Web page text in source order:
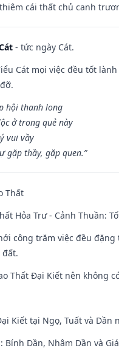
thiêm cái thất chủ canh
- tức ngày Cát.
Cát mọi việc đều tốt
hội thanh long
ở trong quẻ này
vui vầy
gặp thầy, gặp quen.”
Thất
Hỏa Trư - Cảnh Thuần:
công trăm việc đều
đất.
Thất Đại Kiết nên không
Kiết tại Ngọ, Tuất và
Bính Dần, Nhâm Dần và